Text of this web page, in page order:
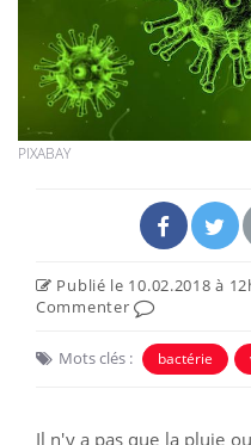
PIXABAY
Publié le 10.02.2018 à
Commenter
Mots clés : bactérie
Il n'y a pas que la pluie